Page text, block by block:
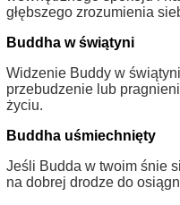
głębszego zrozumienia
Buddha w świątyni
Widzenie Buddy w
przebudzenie lub
życiu.
Buddha uśmiechnięty
Jeśli Budda w twoim śnie
na dobrej drodze do